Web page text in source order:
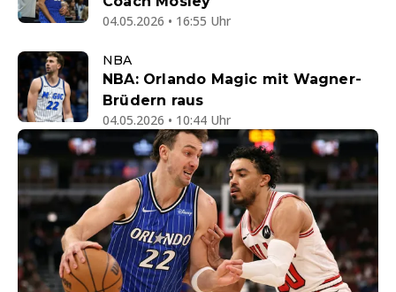
04.05.2026 • 16:55 Uhr
NBA
NBA: Orlando Magic mit Wagner-
Brüdern raus
04.05.2026 • 10:44 Uhr